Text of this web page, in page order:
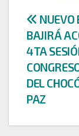
de
NUEVO
BAJIRÁ
4TA
DEL
PAZ